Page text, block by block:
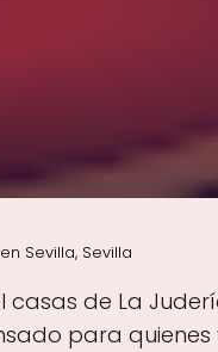
Sevilla, Sevilla
de La
para